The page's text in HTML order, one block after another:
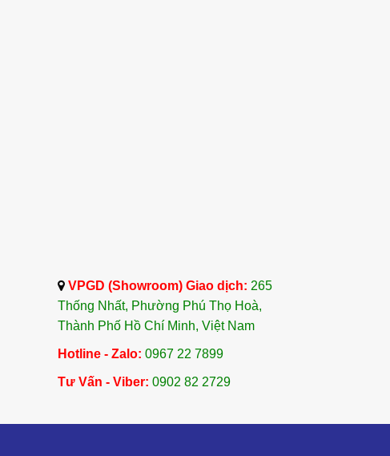
VPGD (Showroom) Giao dịch: 265
Thống Nhất, Phường Phú Thọ Hoà,
Thành Phố Hồ Chí Minh, Việt Nam
Hotline - Zalo: 0967 22 7899
Tư Vấn - Viber: 0902 82 2729